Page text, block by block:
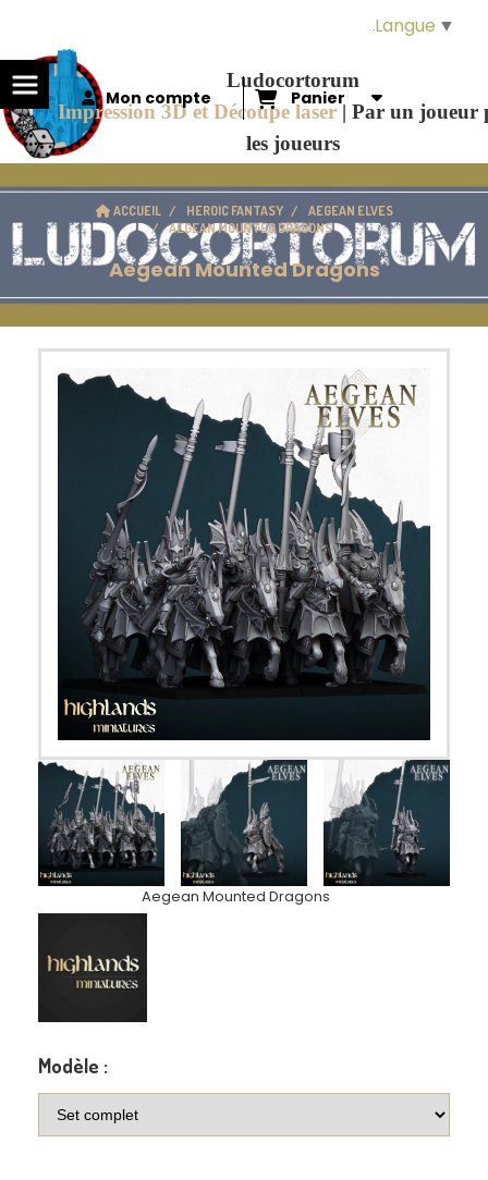
Ludocortorum
Impression 3D et Découpe laser |Par un joueur
les joueurs
Mon compte Panier
ACCUEIL HEROIC FANTASY
AEGEAN ELVES
AEGEAN MOUNTED DRAGONS
Aegean Mounted Dragons
Aegean Mounted Dragons
Modèle :
Langue ▼